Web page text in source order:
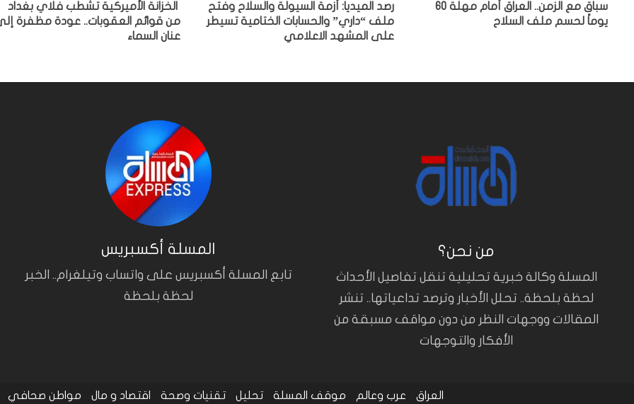
سباق مع الزمن.. العراق أمام مهلة 60
يوماً لحسم ملف السلاح
رصد الميديا: أزمة السيولة والسلاح وفتح
ملف “داري” والحسابات الختامية تسيطر
على المشهد الاعلامي
الخزانة الأميركية تشطب فلاي بغداد
من قوائم العقوبات.. عودة مظفرة
عنان السماء
المسلة أكسبريس
تابع المسلة أكسبريس على واتساب وتيلغرام.. الخبر
لحظة بلحظة
من نحن؟
المسلة وكالة خبرية تحليلية تنقل تفاصيل الأحداث
لحظة بلحظة.. تحلل الأخبار وترصد تداعياتها.. تنشر
المقالات ووجهات النظر من دون مواقف مسبقة من
الأفكار والتوجهات
العراق عرب وعالم موقف المسلة تحليل تقنيات وصحة اقتصاد و مال مواطن صحافي